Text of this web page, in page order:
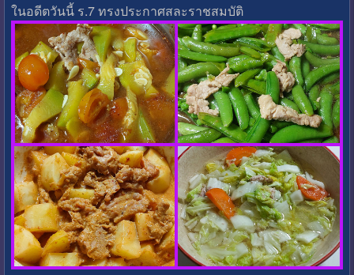
ในอดีตวันนี้ ร.7 ทรงประกาศสละราชสมบัติ